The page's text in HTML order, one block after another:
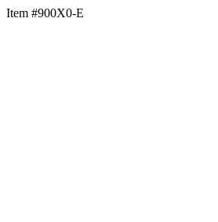
Item #900X0-E